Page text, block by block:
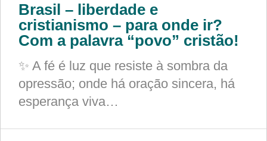
Brasil – liberdade e
cristianismo – para onde ir?
Com a palavra “povo” cristão!
✨ A fé é luz que resiste à sombra da
opressão; onde há oração sincera, há
esperança viva…